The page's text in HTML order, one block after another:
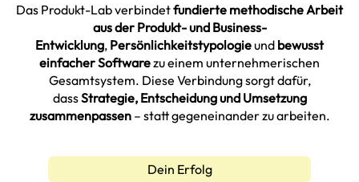
Das Produkt-Lab verbindetfundierte methodische Arbeit
aus der Produkt- und Business-
Entwicklung, Persönlichkeitstypologieund bewusst
einfacher Softwarezu einem unternehmerischen
Gesamtsystem. Diese Verbindung sorgt dafür,
dassStrategie, Entscheidung und Umsetzung
zusammenpassen– statt gegeneinander zu arbeiten.
Dein Erfolg